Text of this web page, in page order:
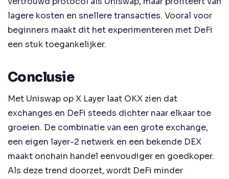
lagere kosten en snellere transacties. Vooral voor
beginners maakt dit het experimenteren met DeFi
een stuk toegankelijker.
Conclusie
Met Uniswap op X Layer laat OKX zien dat
exchanges en DeFi steeds dichter naar elkaar toe
groeien. De combinatie van een grote exchange,
een eigen layer-2 netwerk en een bekende DEX
maakt onchain handel eenvoudiger en goedkoper.
Als deze trend doorzet, wordt DeFi minder